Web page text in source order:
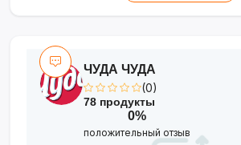
удобно хранить и брать в
ЧУДА ЧУДА
(0)
78 продукты
0%
положительный отзыв